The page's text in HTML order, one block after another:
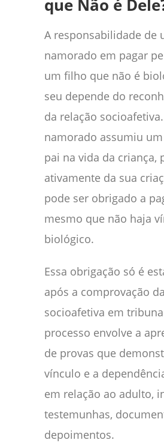
que Não é
A responsabilidade de
namorado em pagar
um filho que não é
seu depende do
da relação
namorado assumiu
pai na vida da criança,
ativamente da sua
pode ser obrigado a
mesmo que não haja
biológico.
Essa obrigação só é
após a comprovação
socioafetiva em
processo envolve a
de provas que
vínculo e a
em relação ao adulto,
testemunhas,
depoimentos.